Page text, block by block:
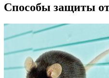
Способы защиты